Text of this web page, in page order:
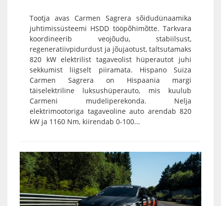
Tootja avas Carmen Sagrera sõidudünaamika
juhtimissüsteemi HSDD tööpõhimõtte. Tarkvara
koordineerib veojõudu, stabiilsust,
regeneratiivpidurdust ja jõujaotust, taltsutamaks
820 kW elektrilist tagaveolist hüperautot juhi
sekkumist liigselt piiramata. Hispano Suiza
Carmen Sagrera on Hispaania margi
täiselektriline luksushüperauto, mis kuulub
Carmeni mudeliperekonda. Nelja
elektrimootoriga tagaveoline auto arendab 820
kW ja 1160 Nm, kiirendab 0-100...